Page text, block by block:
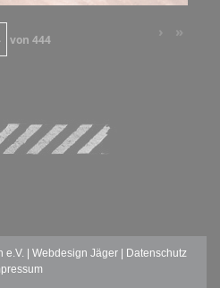
von 444 › »
| Webdesign Jäger|
Datenschutz